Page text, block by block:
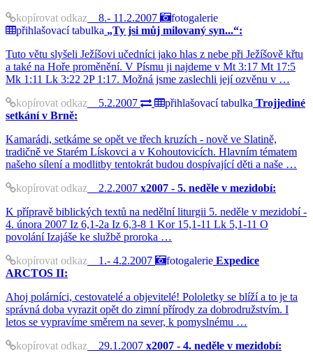
kopírovat odkaz 8.- 11.2.2007
fotogalerie
přihlašovací tabulka „Ty jsi můj milovaný syn...“:
Tuto větu slyšeli Ježíšovi učedníci jako hlas z nebe při Ježíšově křtu
a také na Hoře proměnění. V Písmu ji najdeme v Mt 3:17 Mt 17:5
Mk 1:11 Lk 3:22 2P 1:17. Možná jsme zaslechli její ozvěnu v …
kopírovat odkaz 5.2.2007 přihlašovací tabulka Trojjediné
setkání v Brně:
Kamarádi, setkáme se opět ve třech kruzích - nově ve Slatině,
tradičně ve Starém Lískovci a v Kohoutovicích. Hlavním tématem
našeho sílení a modlitby tentokrát budou dospívající děti a naše …
kopírovat odkaz 2.2.2007 x2007 - 5. neděle v mezidobí:
K přípravě biblických textů na nedělní liturgii 5. neděle v mezidobí -
4. února 2007 Iz 6,1-2a Iz 6,3-8 1 Kor 15,1-11 Lk 5,1-11 O
povolání Izajáše ke službě proroka …
kopírovat odkaz 1.- 4.2.2007 fotogalerie Expedice
ARCTOS II:
Ahoj polárníci, cestovatelé a objevitelé! Pololetky se blíží a to je ta
správná doba vyrazit opět do zimní přírody za dobrodružstvím. I
letos se vypravíme směrem na sever, k pomyslnému …
kopírovat odkaz 29.1.2007 x2007 - 4. neděle v mezidobí: